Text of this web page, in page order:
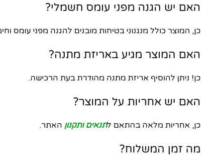
האם יש הגנה מפני עומס חשמלי?
כן, המוצר כולל מנגנוני בטיחות מובנים להגנה מפני עומס
האם המוצר מגיע באריזת מתנה?
כן! ניתן להוסיף אריזת מתנה מהודרת בעת הרכישה.
האם יש אחריות על המוצר?
כן, אחריות מלאה בהתאם לתנאים ותקנון האתר.
מה זמן המשלוח?